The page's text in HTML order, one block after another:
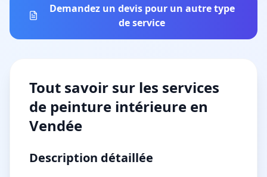
Demandez un devis pour un autre type
de service
Tout savoir sur les services
de peinture intérieure en
Vendée
Description détaillée